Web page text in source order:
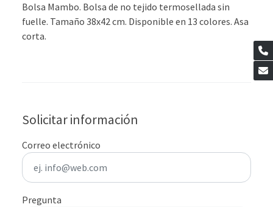
Bolsa Mambo. Bolsa de no tejido termosellada sin
fuelle. Tamaño 38x42 cm. Disponible en 13 colores. Asa
corta.
Solicitar información
Correo electrónico
Pregunta